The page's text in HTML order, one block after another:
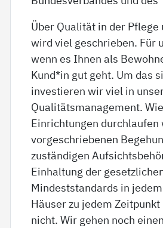
Über Qualität in der Pflege
wird viel geschrieben. Für
wenn es Ihnen als
Kund*in gut geht. Um das
investieren wir viel in
Qualitätsmanagement.
Einrichtungen durchlaufen
vorgeschriebenen
zuständigen
Einhaltung der
Mindeststandards in
Häuser zu jedem
nicht. Wir gehen noch